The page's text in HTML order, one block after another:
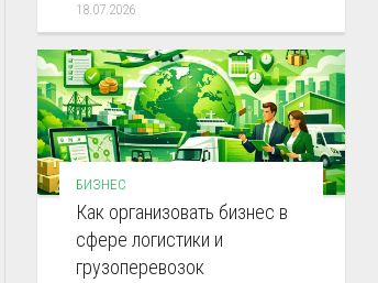
18.07.2026
БИЗНЕС
Как организовать бизнес в
сфере логистики и
грузоперевозок